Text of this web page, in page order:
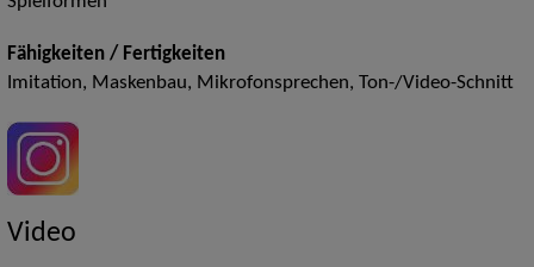
Fähigkeiten / Fertigkeiten
Imitation, Maskenbau, Mikrofonsprechen, Ton-/Video-Schnitt
Video